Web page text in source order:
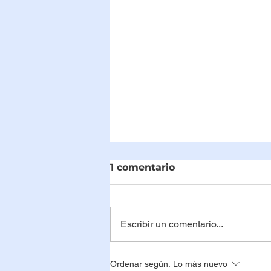
Mitos y realidades sobre
1 comentario
Escribir un comentario...
Ordenar según: Lo más nuevo